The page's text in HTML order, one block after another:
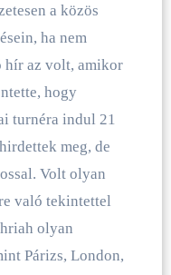
a közös
ha nem
hír az volt, amikor
hogy
turnéra indul 21
meg, de
Volt olyan
való tekintettel
olyan
Párizs, London,